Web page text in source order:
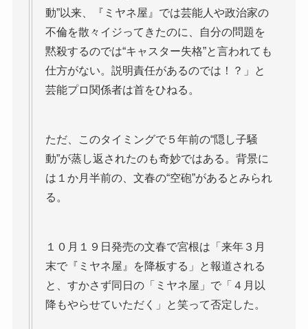
動”以来、『ミヤネ屋』では芸能人や政治家の
不倫を散々イジってきたのに、自分の問題を
黙殺するのでは“キャスター失格”と言われても
仕方がない。説明責任があるのでは！？」と
芸能プロ関係者は首をひねる。
ただ、このタイミングで５年前の“隠し子騒
動”が蒸し返されたのも奇妙ではある。背景に
は１か月半前の、文春の“空砲”があるとみられ
る。
１０月１９日発売の文春で宮根は「来年３月
末で『ミヤネ屋』を降板する」と報道される
と、すかさず同日の「ミヤネ屋」で「４月以
降もやらせていただく」と笑って否定した。